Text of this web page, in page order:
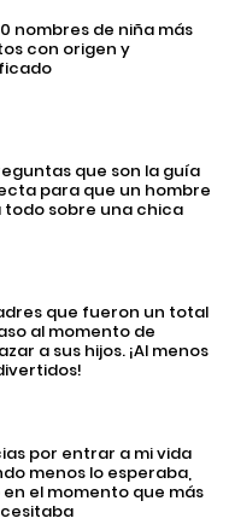
nombres de niña más
con origen y
que son la guía
para que un hombre
todo sobre una chica
que fueron un total
al momento de
a sus hijos. ¡Al menos
por entrar a mi vida
menos lo esperaba,
el momento que más